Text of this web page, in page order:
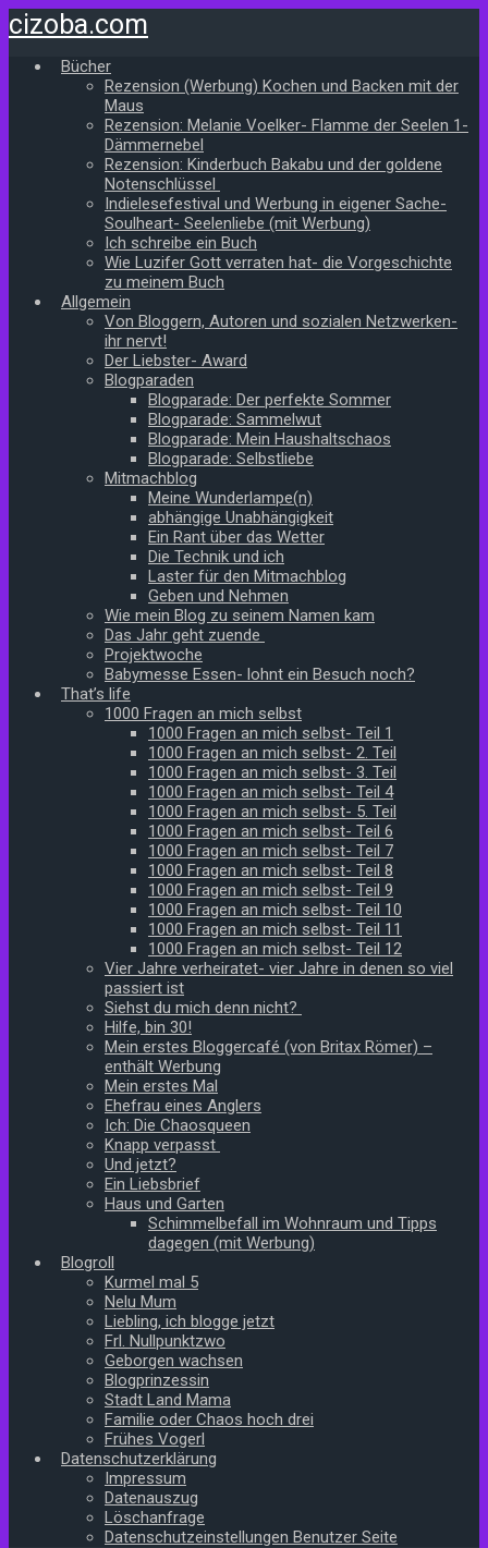
Zum
Hauptinhalt
springen
cizoba.com
Bücher
Rezension (Werbung) Kochen und Backen mit der
Maus
Rezension: Melanie Voelker- Flamme der Seelen 1-
Dämmernebel
Rezension: Kinderbuch Bakabu und der goldene
Notenschlüssel
Indielesefestival und Werbung in eigener Sache-
Soulheart- Seelenliebe (mit Werbung)
Ich schreibe ein Buch
Wie Luzifer Gott verraten hat- die Vorgeschichte
zu meinem Buch
Allgemein
Von Bloggern, Autoren und sozialen Netzwerken-
ihr nervt!
Der Liebster- Award
Blogparaden
Blogparade: Der perfekte Sommer
Blogparade: Sammelwut
Blogparade: Mein Haushaltschaos
Blogparade: Selbstliebe
Mitmachblog
Meine Wunderlampe(n)
abhängige Unabhängigkeit
Ein Rant über das Wetter
Die Technik und ich
Laster für den Mitmachblog
Geben und Nehmen
Wie mein Blog zu seinem Namen kam
Das Jahr geht zuende
Projektwoche
Babymesse Essen- lohnt ein Besuch noch?
That’s life
1000 Fragen an mich selbst
1000 Fragen an mich selbst- Teil 1
1000 Fragen an mich selbst- 2. Teil
1000 Fragen an mich selbst- 3. Teil
1000 Fragen an mich selbst- Teil 4
1000 Fragen an mich selbst- 5. Teil
1000 Fragen an mich selbst- Teil 6
1000 Fragen an mich selbst- Teil 7
1000 Fragen an mich selbst- Teil 8
1000 Fragen an mich selbst- Teil 9
1000 Fragen an mich selbst- Teil 10
1000 Fragen an mich selbst- Teil 11
1000 Fragen an mich selbst- Teil 12
Vier Jahre verheiratet- vier Jahre in denen so viel
passiert ist
Siehst du mich denn nicht?
Hilfe, bin 30!
Mein erstes Bloggercafé (von Britax Römer) –
enthält Werbung
Mein erstes Mal
Ehefrau eines Anglers
Ich: Die Chaosqueen
Knapp verpasst
Und jetzt?
Ein Liebsbrief
Haus und Garten
Schimmelbefall im Wohnraum und Tipps
dagegen (mit Werbung)
Blogroll
Kurmel mal 5
Nelu Mum
Liebling, ich blogge jetzt
Frl. Nullpunktzwo
Geborgen wachsen
Blogprinzessin
Stadt Land Mama
Familie oder Chaos hoch drei
Frühes Vogerl
Datenschutzerklärung
Impressum
Datenauszug
Löschanfrage
Datenschutzeinstellungen Benutzer Seite